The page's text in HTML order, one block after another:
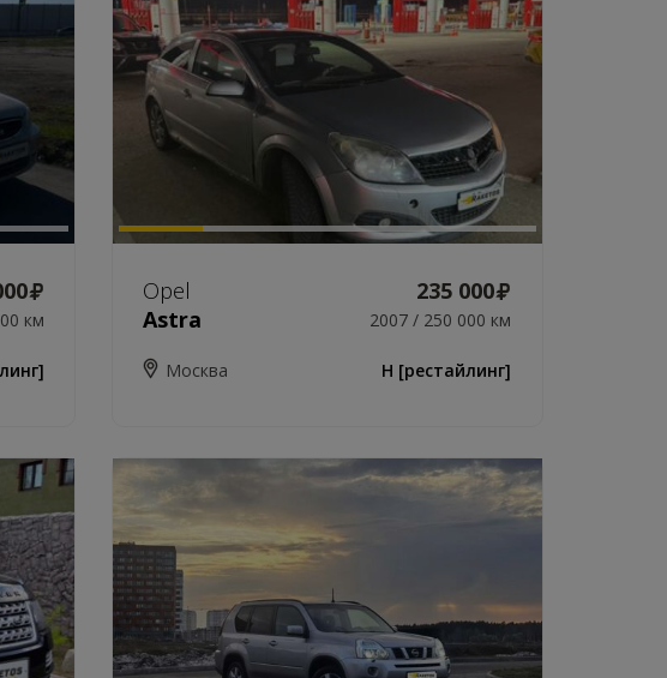
км
Opel
235 000
Astra
2007 / 250 000 км
Москва H [рестайлинг]